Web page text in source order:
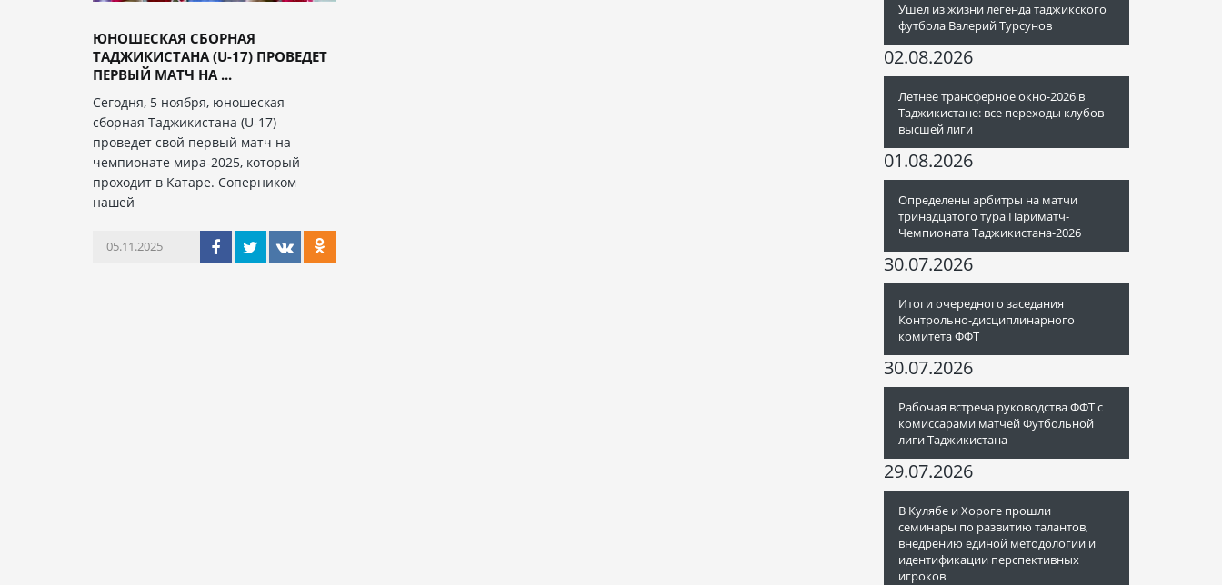
ЮНОШЕСКАЯ СБОРНАЯ
ТАДЖИКИСТАНА (U-17) ПРОВЕДЕТ
ПЕРВЫЙ МАТЧ НА ...
Сегодня, 5 ноября, юношеская
сборная Таджикистана (U-17)
проведет свой первый матч на
чемпионате мира-2025, который
проходит в Катаре. Соперником
нашей
05.11.2025
Ушел из жизни легенда таджикского
футбола Валерий Турсунов
02.08.2026
Летнее трансферное окно-2026 в
Таджикистане: все переходы клубов
высшей лиги
01.08.2026
Определены арбитры на матчи
тринадцатого тура Париматч-
Чемпионата Таджикистана-2026
30.07.2026
Итоги очередного заседания
Контрольно-дисциплинарного
комитета ФФТ
30.07.2026
Рабочая встреча руководства ФФТ с
комиссарами матчей Футбольной
лиги Таджикистана
29.07.2026
В Кулябе и Хороге прошли
семинары по развитию талантов,
внедрению единой методологии и
идентификации перспективных
игроков